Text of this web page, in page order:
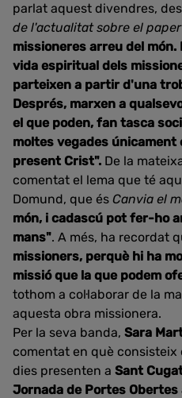
parlat aquest divendres,
de l'actualitat sobre el
missioneres arreu del món.
vida espiritual dels
parteixen a partir d'una
Després, marxen a
el que poden, fan tasca
moltes vegades
present Crist". De la
comentat el lema que té
Domund, que és Canvia el
món, i cadascú pot fer-ho
mans". A més, ha recordat
missioners, perquè hi ha
missió que la que podem
tothom a col·laborar de la
aquesta obra missionera.
Per la seva banda, Sara
comentat en què
dies presenten a Sant
Jornada de Portes Obertes